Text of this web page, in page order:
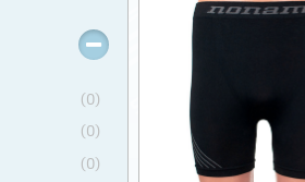
(0)
(0)
(0)